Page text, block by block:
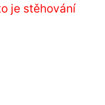
je stěhování